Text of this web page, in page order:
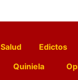
Salud Edictos
Quiniela